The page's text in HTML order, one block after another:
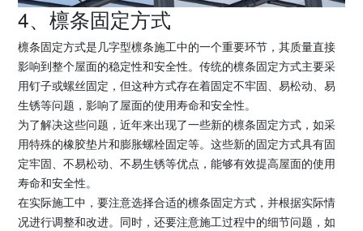
4、檩条固定方式
檩条固定方式是几字型檩条施工中的一个重要环节，其质量直接
影响到整个屋面的稳定性和安全性。传统的檩条固定方式主要采
用钉子或螺丝固定，但这种方式存在着固定不牢固、易松动、易
生锈等问题，影响了屋面的使用寿命和安全性。
为了解决这些问题，近年来出现了一些新的檩条固定方式，如采
用特殊的橡胶垫片和膨胀螺栓固定等。这些新的固定方式具有固
定牢固、不易松动、不易生锈等优点，能够有效提高屋面的使用
寿命和安全性。
在实际施工中，要注意选择合适的檩条固定方式，并根据实际情
况进行调整和改进。同时，还要注意施工过程中的细节问题，如